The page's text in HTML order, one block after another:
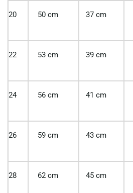
20 50 cm 37 cm
22 53 cm 39 cm
24 56 cm 41 cm
26 59 cm 43 cm
28 62 cm 45 cm